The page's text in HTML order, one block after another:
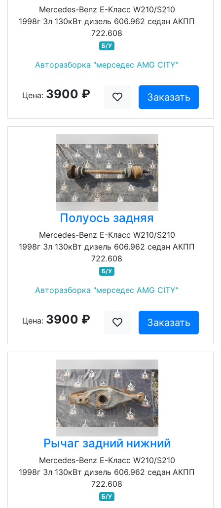
Mercedes-Benz E-Класс W210/S210
1998г 3л 130кВт дизель 606.962 седан АКПП
722.608
Б/У
Авторазборка "мерседес AMG CITY"
Цена: 3900 ₽ Заказать
Полуось задняя
Mercedes-Benz E-Класс W210/S210
1998г 3л 130кВт дизель 606.962 седан АКПП
722.608
Б/У
Авторазборка "мерседес AMG CITY"
Цена: 3900 ₽ Заказать
Рычаг задний нижний
Mercedes-Benz E-Класс W210/S210
1998г 3л 130кВт дизель 606.962 седан АКПП
722.608
Б/У